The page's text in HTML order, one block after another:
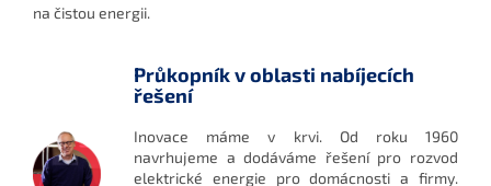
na čistou energii.
Průkopník v oblasti nabíjecích
řešení
Inovace máme v krvi. Od roku 1960
navrhujeme a dodáváme řešení pro rozvod
elektrické energie pro domácnosti a firmy.